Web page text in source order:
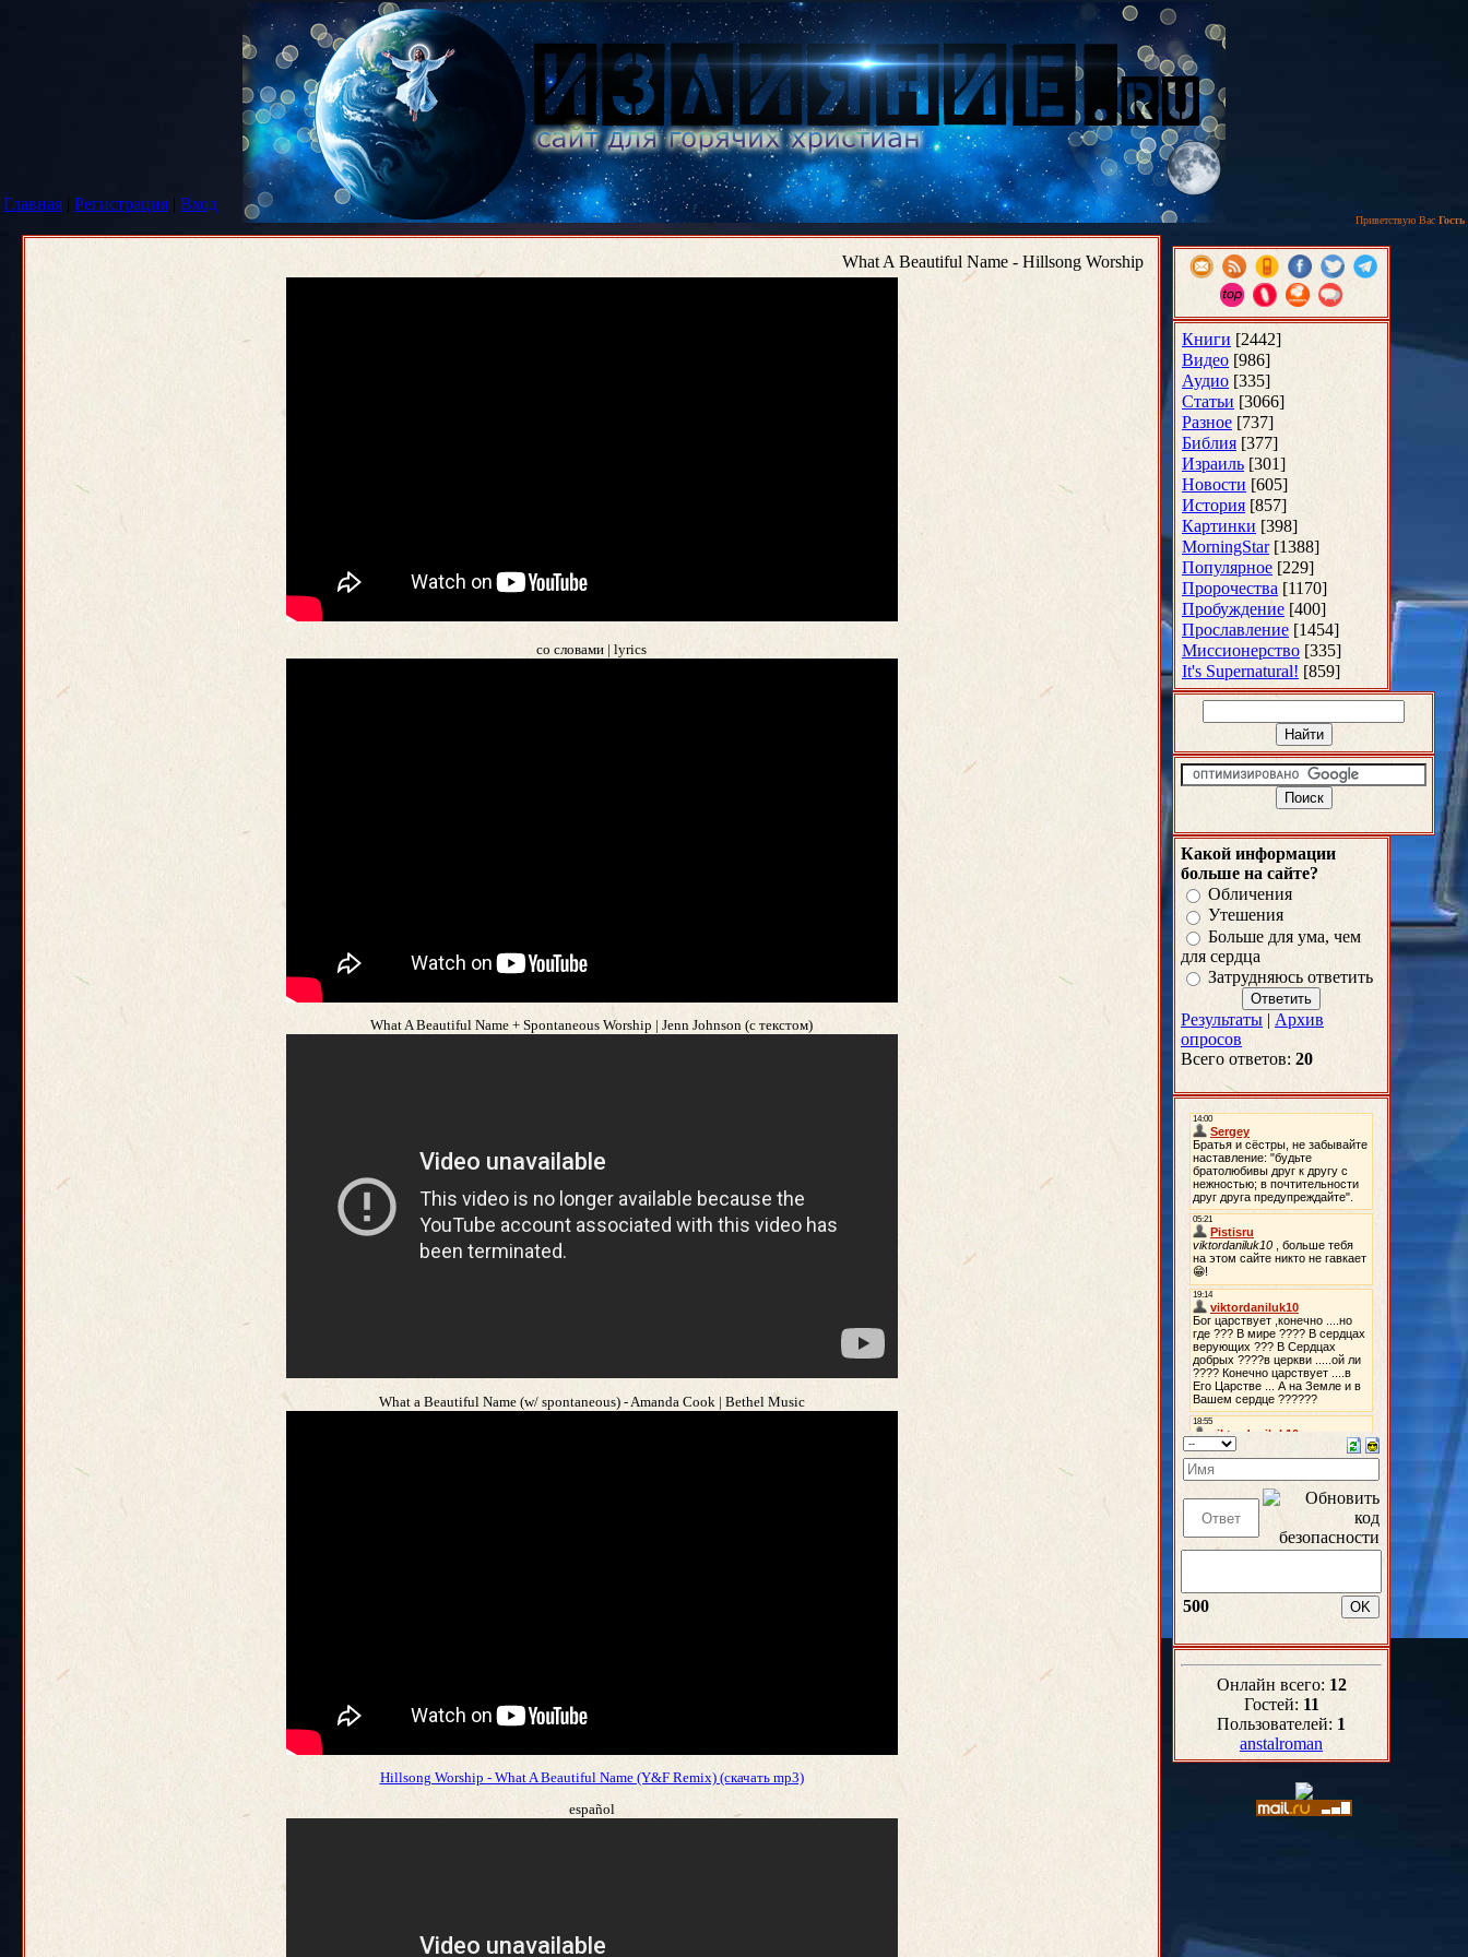
Главная | Регистрация | Вход
Приветствую Вас Гость
What A Beautiful Name - Hillsong Worship
со словами | lyrics
What A Beautiful Name + Spontaneous Worship | Jenn Johnson (с текстом)
What a Beautiful Name (w/ spontaneous) - Amanda Cook | Bethel Music
Hillsong Worship - What A Beautiful Name (Y&F Remix) (скачать mp3)
español
Книги [2442]
Видео [986]
Аудио [335]
Статьи [3066]
Разное [737]
Библия [377]
Израиль [301]
Новости [605]
История [857]
Картинки [398]
MorningStar [1388]
Популярное [229]
Пророчества [1170]
Пробуждение [400]
Прославление [1454]
Миссионерство [335]
It's Supernatural! [859]
Какой информации
больше на сайте?
Обличения
Утешения
Больше для ума, чем
для сердца
Затрудняюсь ответить
Результаты | Архив
опросов
Всего ответов: 20
500
Онлайн всего: 12
Гостей: 11
Пользователей: 1
anstalroman